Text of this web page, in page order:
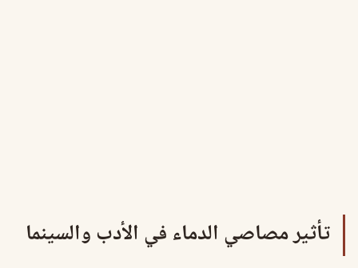
تأثير مصاصي الدماء في الأدب والسينما